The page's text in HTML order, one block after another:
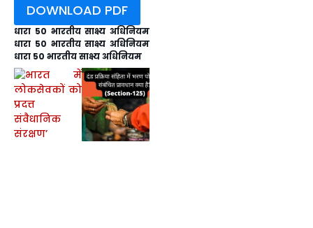
DOWNLOAD PDF
धारा 50 भारतीय साक्ष्य अधिनियम
धारा 50 भारतीय साक्ष्य अधिनियम
धारा 50 भारतीय साक्ष्य अधिनियम